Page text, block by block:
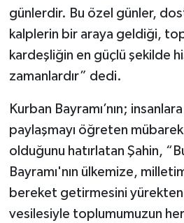
günlerdir. Bu özel günler,
kalplerin bir araya geldiği,
kardeşliğin en güçlü şekilde
zamanlardır” dedi.
Kurban Bayramı’nın;
paylaşmayı öğreten
olduğunu hatırlatan Şahin,
Bayramı'nın ülkemize,
bereket getirmesini
vesilesiyle toplumumuzun